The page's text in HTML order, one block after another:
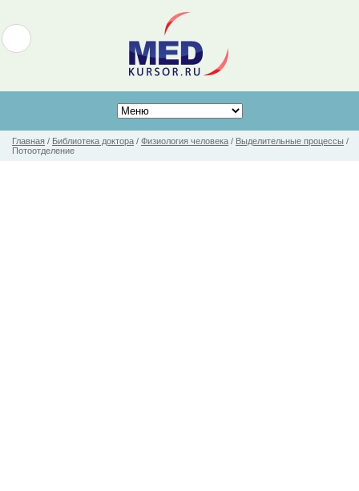
Главная / Библиотека доктора / Физиология человека / Выделительные процессы /
Потоотделение